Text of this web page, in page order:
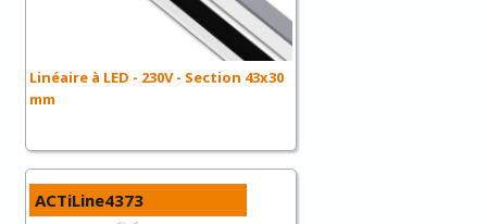
Linéaire à LED - 230V - Section 43x30
mm
ACTiLine4373